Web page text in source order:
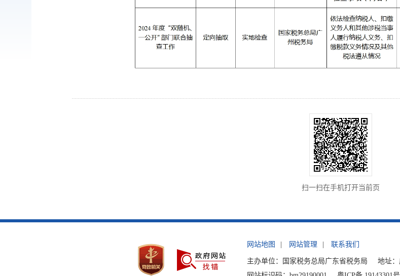
扫一扫在手机打开当前页
网站地图 网站管理 联系我们
主办单位：国家税务总局广东省税务局
地址